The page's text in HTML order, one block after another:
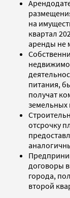
на
квартал
аренды не
питания,
получат
земельных
отсрочку
договоры
города,
второй